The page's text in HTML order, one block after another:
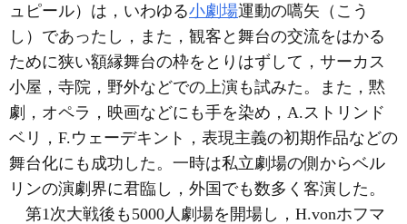
ュピール）は，いわゆる小劇場運動の嚆矢（こう
し）であったし，また，観客と舞台の交流をはかる
ために狭い額縁舞台の枠をとりはずして，サーカス
小屋，寺院，野外などでの上演も試みた。また，黙
劇，オペラ，映画などにも手を染め，A.ストリンド
ベリ，F.ウェーデキント，表現主義の初期作品などの
舞台化にも成功した。一時は私立劇場の側からベル
リンの演劇界に君臨し，外国でも数多く客演した。
第1次大戦後も5000人劇場を開場し，H.vonホフマ